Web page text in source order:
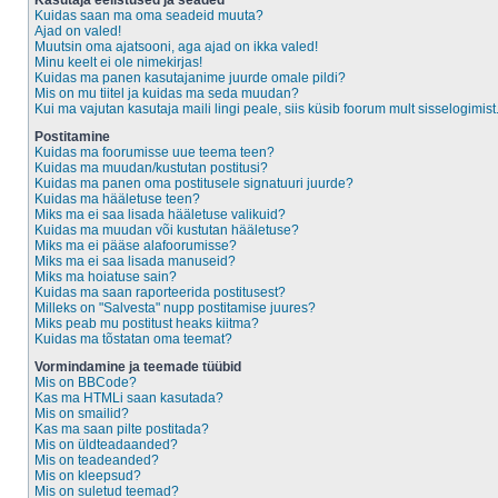
Kuidas saan ma oma seadeid muuta?
Ajad on valed!
Muutsin oma ajatsooni, aga ajad on ikka valed!
Minu keelt ei ole nimekirjas!
Kuidas ma panen kasutajanime juurde omale pildi?
Mis on mu tiitel ja kuidas ma seda muudan?
Kui ma vajutan kasutaja maili lingi peale, siis küsib foorum mult sisselogimist.
Postitamine
Kuidas ma foorumisse uue teema teen?
Kuidas ma muudan/kustutan postitusi?
Kuidas ma panen oma postitusele signatuuri juurde?
Kuidas ma hääletuse teen?
Miks ma ei saa lisada hääletuse valikuid?
Kuidas ma muudan või kustutan hääletuse?
Miks ma ei pääse alafoorumisse?
Miks ma ei saa lisada manuseid?
Miks ma hoiatuse sain?
Kuidas ma saan raporteerida postitusest?
Milleks on "Salvesta" nupp postitamise juures?
Miks peab mu postitust heaks kiitma?
Kuidas ma tõstatan oma teemat?
Vormindamine ja teemade tüübid
Mis on BBCode?
Kas ma HTMLi saan kasutada?
Mis on smailid?
Kas ma saan pilte postitada?
Mis on üldteadaanded?
Mis on teadeanded?
Mis on kleepsud?
Mis on suletud teemad?